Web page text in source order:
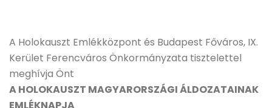
A Holokauszt Emlékközpont és Budapest Főváros, IX.
Kerület Ferencváros Önkormányzata tisztelettel
meghívja Önt
A HOLOKAUSZT MAGYARORSZÁGI ÁLDOZATAINAK